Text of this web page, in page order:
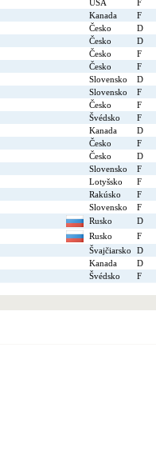
USA F
Kanada F
Česko D
Česko D
Česko F
Česko F
Slovensko D
Slovensko F
Česko F
Švédsko F
Kanada D
Česko F
Česko D
Slovensko F
Lotyšsko F
Rakúsko F
Slovensko F
Rusko D
Rusko F
Švajčiarsko D
Kanada D
Švédsko F